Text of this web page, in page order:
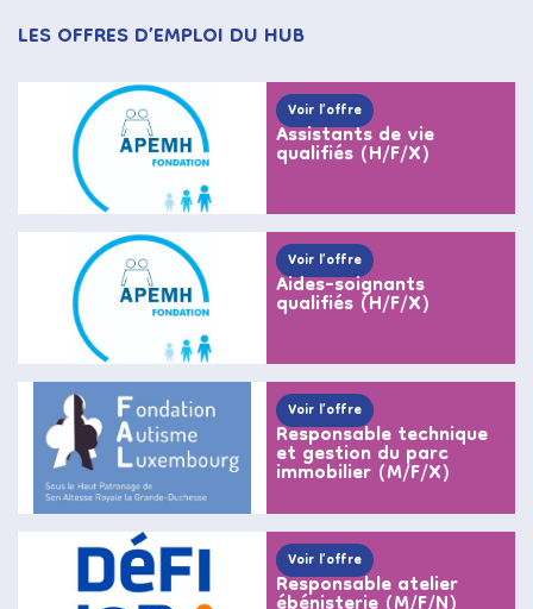
LES OFFRES D’EMPLOI DU HUB
Voir l’offre
Assistants de vie
qualifiés (H/F/X)
Voir l’offre
Aides-soignants
qualifiés (H/F/X)
Voir l’offre
Responsable technique
et gestion du parc
immobilier (M/F/X)
Voir l’offre
Responsable atelier